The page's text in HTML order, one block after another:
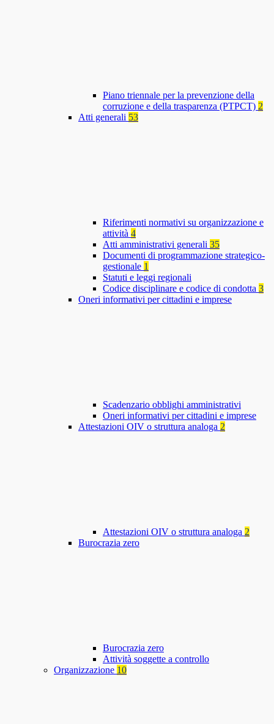
Piano triennale per la prevenzione della
corruzione e della trasparenza (PTPCT) 2
Atti generali 53
Riferimenti normativi su organizzazione e
attività 4
Atti amministrativi generali 35
Documenti di programmazione strategico-
gestionale 1
Statuti e leggi regionali
Codice disciplinare e codice di condotta 3
Oneri informativi per cittadini e imprese
Scadenzario obblighi amministrativi
Oneri informativi per cittadini e imprese
Attestazioni OIV o struttura analoga 2
Attestazioni OIV o struttura analoga 2
Burocrazia zero
Burocrazia zero
Attività soggette a controllo
Organizzazione 10